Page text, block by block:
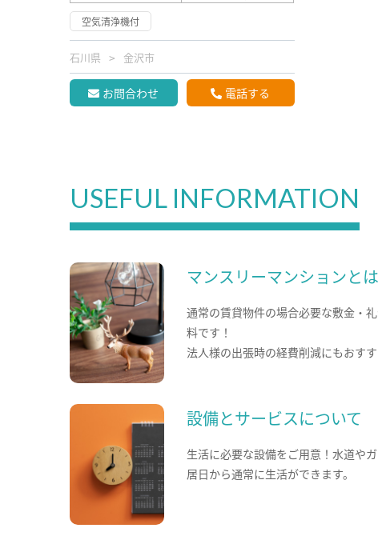
空気清浄機付
石川県 金沢市
お問合わせ 電話する
USEFUL INFORMATION
マンスリーマンションと
通常の賃貸物件の場合必要な敷金・
料です！
法人様の出張時の経費削減にもおすす
設備とサービスについて
生活に必要な設備をご用意！水道や
居日から通常に生活ができます。